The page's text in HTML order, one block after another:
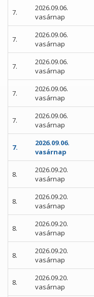
7.
2026.09.06.
vasárnap
7.
2026.09.06.
vasárnap
7.
2026.09.06.
vasárnap
7.
2026.09.06.
vasárnap
7.
2026.09.06.
vasárnap
7.
2026.09.06.
vasárnap
8.
2026.09.20.
vasárnap
8.
2026.09.20.
vasárnap
8.
2026.09.20.
vasárnap
8.
2026.09.20.
vasárnap
8.
2026.09.20.
vasárnap